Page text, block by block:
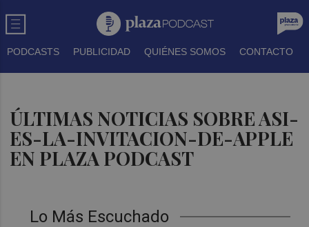
PODCASTS PUBLICIDAD QUIÉNES SOMOS CONTACTO
ÚLTIMAS NOTICIAS SOBRE ASI-
ES-LA-INVITACION-DE-APPLE
EN PLAZA PODCAST
Lo Más Escuchado